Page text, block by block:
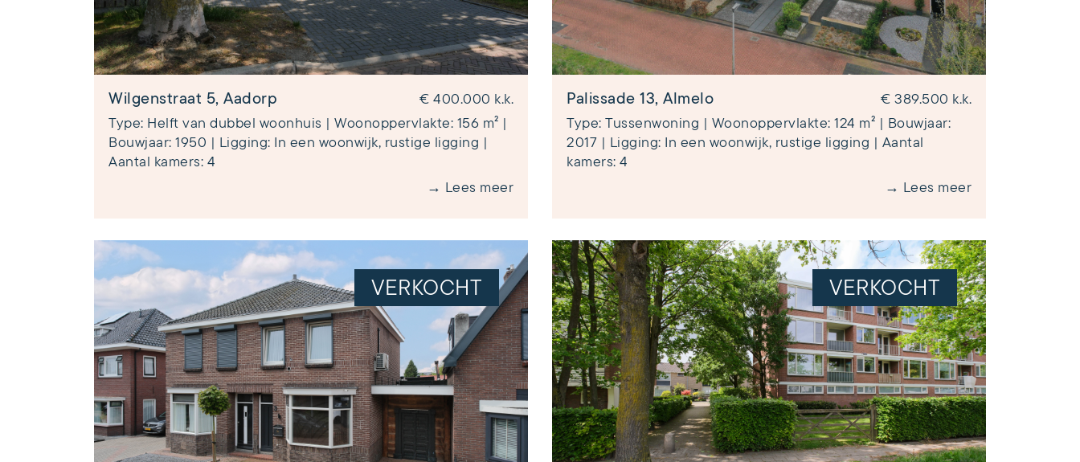
Wilgenstraat 5, Aadorp
€ 400.000 k.k.
Type: Helft van dubbel woonhuis | Woonoppervlakte: 156 m² |
Bouwjaar: 1950 | Ligging: In een woonwijk, rustige ligging |
Aantal kamers: 4
→ Lees meer
Palissade 13, Almelo
€ 389.500 k.k.
Type: Tussenwoning | Woonoppervlakte: 124 m² | Bouwjaar:
2017 | Ligging: In een woonwijk, rustige ligging | Aantal
kamers: 4
→ Lees meer
VERKOCHT VERKOCHT